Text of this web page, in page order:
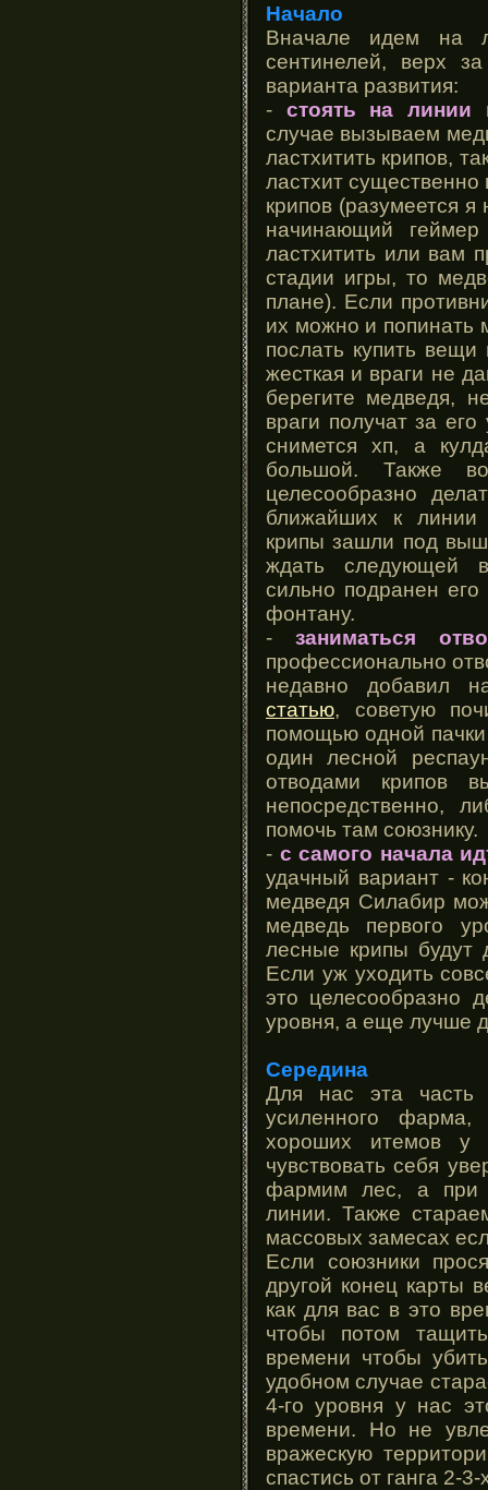
Начало
Вначале идем на
сентинелей, верх
варианта развития:
- стоять на линии
случае вызываем
ластхитить крипов,
ластхит существенно
крипов (разумеется
начинающий
ластхитить или вам
стадии игры, то
плане). Если
их можно и попинать
послать купить
жесткая и враги не
берегите медведя,
враги получат за
снимется хп, а
большой. Также
целесообразно
ближайших к линии
крипы зашли под
ждать следующей
сильно подранен его
фонтану.
-заниматься
профессионально
недавно добавил
статью, советую
помощью одной
один лесной
отводами крипов
непосредственно,
помочь там союзнику.
- с самого начала
удачный вариант -
медведя Силабир
медведь первого
лесные крипы будут
Если уж уходить
это целесообразно
уровня, а еще лучше
Середина
Для нас эта часть
усиленного
хороших итемов
чувствовать себя
фармим лес, а при
линии. Также
массовых замесах
Если союзники
другой конец карты
как для вас в это
чтобы потом
времени чтобы
удобном случае
4-го уровня у нас
времени. Но не
вражескую
спастись от ганга 2-